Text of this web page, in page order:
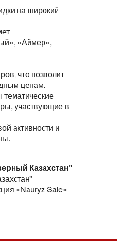
на широкий
«Аймер»,
что позволит
ценам.
участвующие в
активности и
Казахстан"
«Nauryz Sale»